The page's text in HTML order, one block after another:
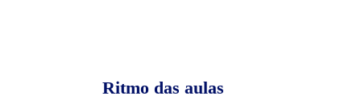
Ritmo das aulas